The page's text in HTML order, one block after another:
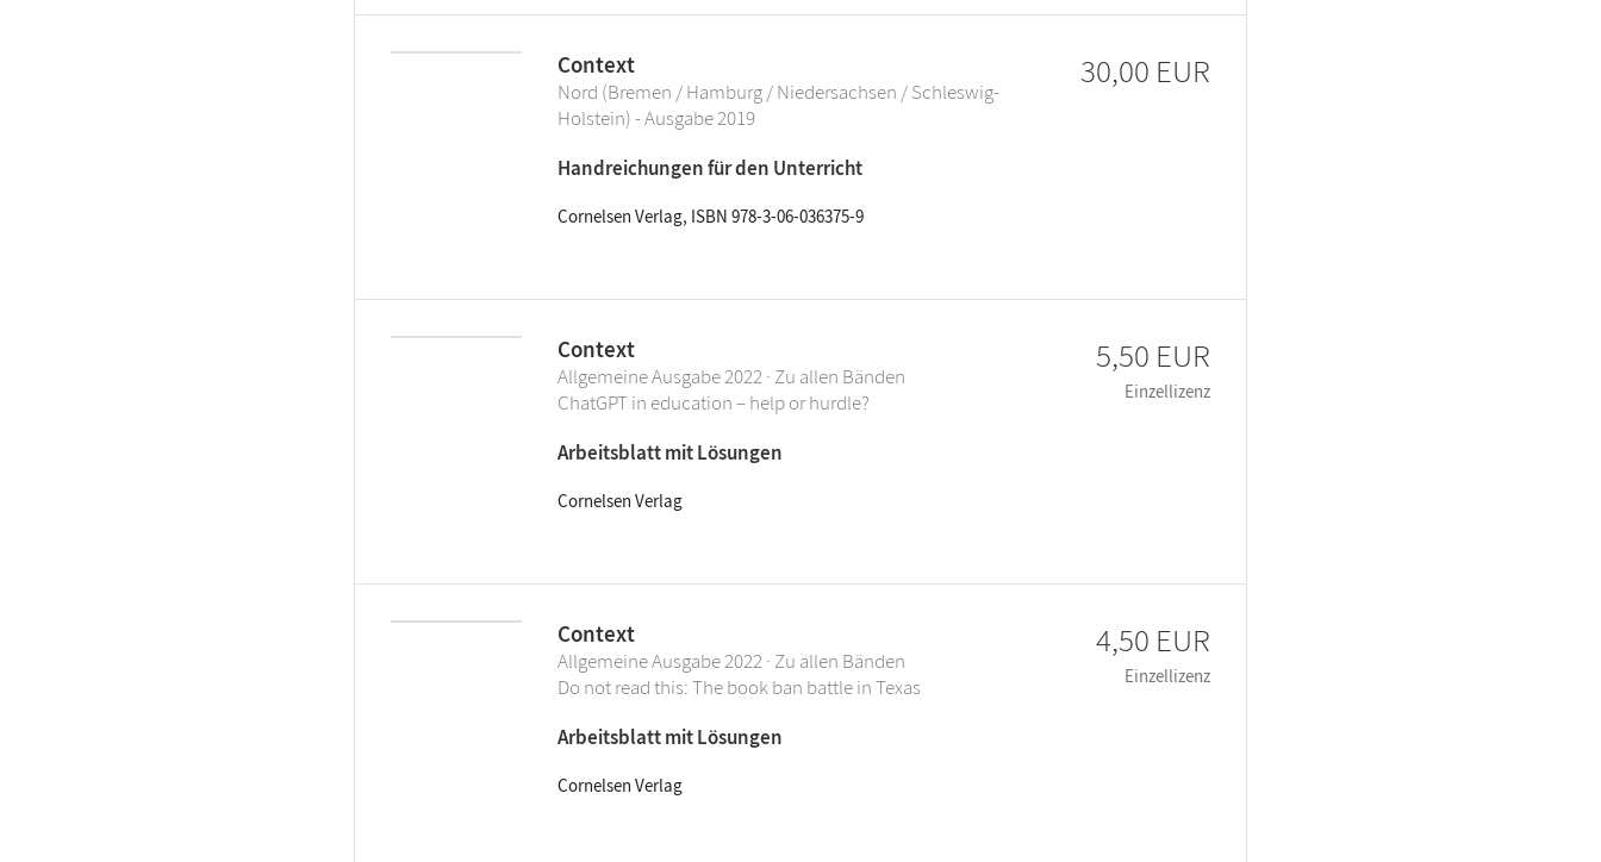
Context
Nord (Bremen / Hamburg / Niedersachsen / Schleswig-
Holstein) - Ausgabe 2019
Handreichungen für den Unterricht
Cornelsen Verlag, ISBN 978-3-06-036375-9
30,00 EUR
Context
Allgemeine Ausgabe 2022 · Zu allen Bänden
ChatGPT in education – help or hurdle?
Arbeitsblatt mit Lösungen
Cornelsen Verlag
5,50 EUR
Einzellizenz
Context
Allgemeine Ausgabe 2022 · Zu allen Bänden
Do not read this: The book ban battle in Texas
Arbeitsblatt mit Lösungen
Cornelsen Verlag
4,50 EUR
Einzellizenz